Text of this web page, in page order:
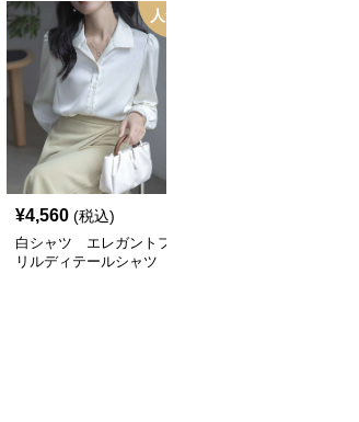
人気
¥4,560 (税込)
白シャツ エレガントフ
リルディテールシャツ